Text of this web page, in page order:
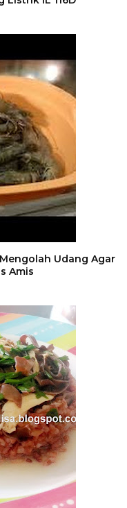
Udang Agar
Amis